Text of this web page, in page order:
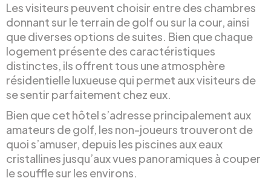
Les visiteurs peuvent choisir entre des chambres
donnant sur le terrain de golf ou sur la cour, ainsi
que diverses options de suites. Bien que chaque
logement présente des caractéristiques
distinctes, ils offrent tous une atmosphère
résidentielle luxueuse qui permet aux visiteurs de
se sentir parfaitement chez eux.
Bien que cet hôtel s’adresse principalement aux
amateurs de golf, les non-joueurs trouveront de
quoi s’amuser, depuis les piscines aux eaux
cristallines jusqu’aux vues panoramiques à couper
le souffle sur les environs.